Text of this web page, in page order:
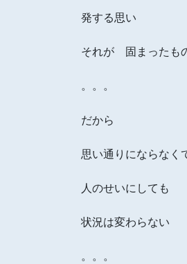
発する思い
それが 固まったも
。。。
だから
思い通りにならなく
人のせいにしても
状況は変わらない
。。。